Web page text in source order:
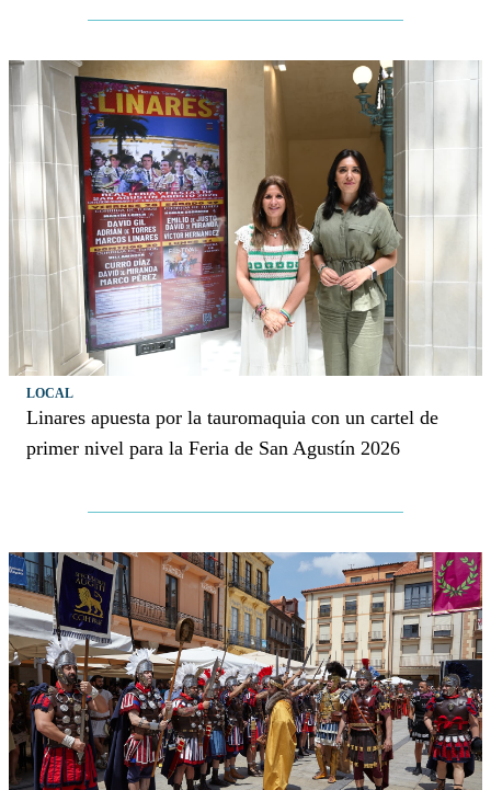
LOCAL
Linares apuesta por la tauromaquia con un cartel de
primer nivel para la Feria de San Agustín 2026